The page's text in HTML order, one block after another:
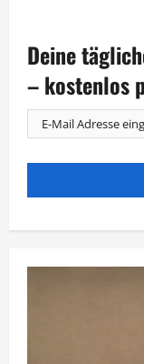
Deine
– kostenlos